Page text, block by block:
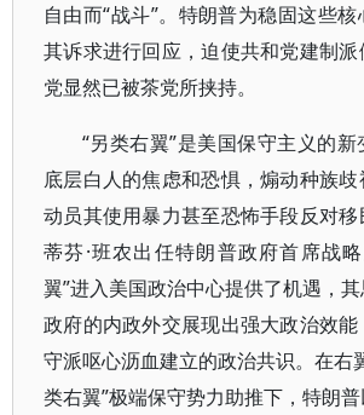
自由而“战斗”。特朗普为稳固这些
其诉求进行回应，迫使共和党建制
党显然已被茶党所挟持。
“另类右翼”是美国保守主义的
底层白人的焦虑和恐惧，煽动种族歧
动员其使用暴力甚至恐怖手段反对
蒂芬·班农出任特朗普政府首席战
翼”进入美国政治中心提供了机遇，
政府的内政外交展现出强大政治效
守派呕心沥血建立的政治共识。在右
类右翼”极端保守势力助推下，特朗